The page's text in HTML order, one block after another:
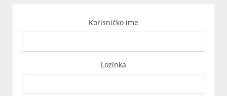
Korisničko ime
Lozinka